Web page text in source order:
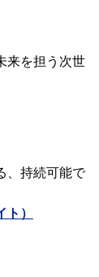
来を担う次世
、持続可能で
）